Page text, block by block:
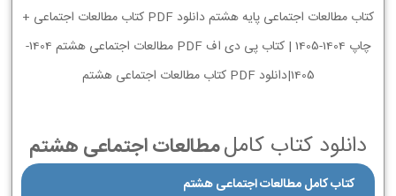
کتاب مطالعات اجتماعی پایه هشتم دانلود PDF کتاب مطالعات اجتماعی +
چاپ 1404-1405 | کتاب پی دی اف PDF مطالعات اجتماعی هشتم 1404-
1405|دانلود PDF کتاب مطالعات اجتماعی هشتم
دانلود کتاب کاملمطالعات اجتماعی هشتم
کتاب کامل مطالعات اجتماعی هشتم